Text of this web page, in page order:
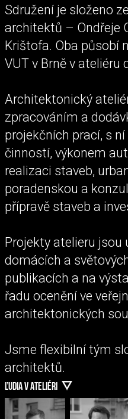
Sdružení je složeno
architektů – Ondřeje
Krištofa. Oba působí
VUT v Brně v ateliéru
Architektonický
zpracováním a
projekčních prací, s
činností, výkonem
realizaci staveb,
poradenskou a
přípravě staveb a
Projekty atelieru jsou
domácích a
publikacích a na
řadu ocenění ve
architektonických
Jsme flexibilní tým
architektů.
ĽUDIA V ATELIÉRI